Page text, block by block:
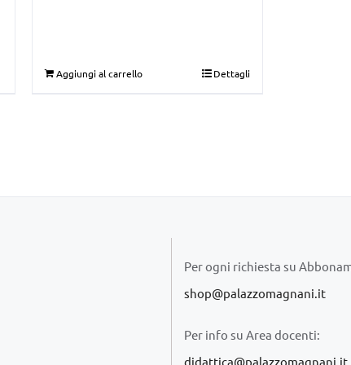
€75,00.€40,00.
Aggiungi al carrello Dettagli
Per ogni richiesta su
shop@palazzomagnani.it
Per info su Area docenti:
didattica@palazzomagnani.it